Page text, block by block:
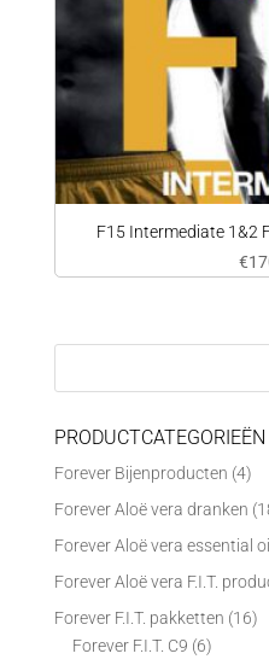
F15 Intermediate 1&2
€
PRODUCTCATEGORIEËN
Forever Bijenproducten (4)
Forever Aloë vera dranken
Forever Aloë vera essential
Forever Aloë vera F.I.T.
Forever F.I.T. pakketten (16)
Forever F.I.T. C9 (6)